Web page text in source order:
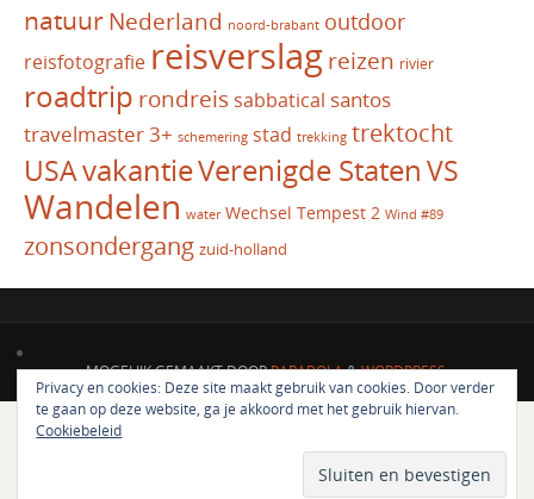
natuur Nederland noord-brabant outdoor
reisfotografie reisverslag reizen rivier
roadtrip rondreis sabbatical santos
travelmaster 3+ schemering stad trekking trektocht
USAvakantieVerenigde StatenVS
Wandelen water Wechsel Tempest 2 Wind #89
zonsondergang zuid-holland
MOGELIJK GEMAAKT DOORPARABOLA&WORDPRESS.
Privacy en cookies: Deze site maakt gebruik van cookies. Door verder
te gaan op deze website, ga je akkoord met het gebruik hiervan.
Cookiebeleid